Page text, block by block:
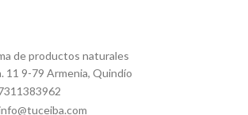
deproductos naturales
11 9-79 Armenia, Quindío